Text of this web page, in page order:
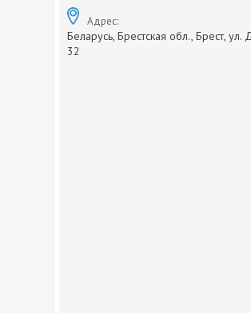
Адрес:
Беларусь, Брестская обл., Брест, ул.
32